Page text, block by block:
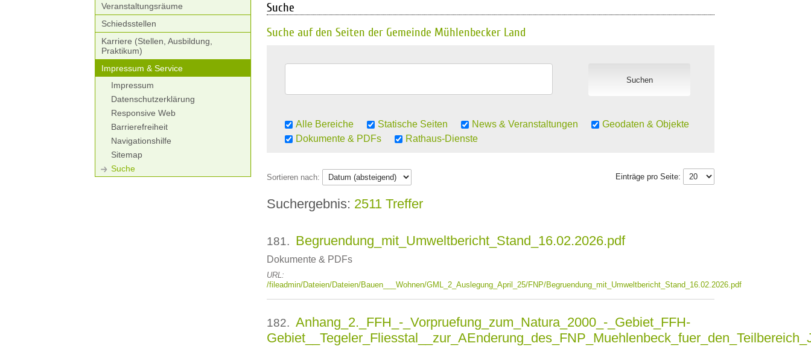
Veranstaltungsräume
Schiedsstellen
Karriere (Stellen, Ausbildung,
Praktikum)
Impressum & Service
Impressum
Datenschutzerklärung
Responsive Web
Barrierefreiheit
Navigationshilfe
Sitemap
Suche
Suche
Suche auf den Seiten der Gemeinde Mühlenbecker Land
Alle Bereiche Statische Seiten News & Veranstaltungen
Geodaten & Objekte
Dokumente & PDFs
Rathaus-Dienste
Sortieren nach:
2511 Treffer
Einträge pro Seite:
181. Begruendung_mit_Umweltbericht_Stand_16.02.2026.pdf
Dokumente & PDFs
URL:
/fileadmin/Dateien/Dateien/Bauen___Wohnen/GML_2_Auslegung_April_25/FNP/Begruendung_mit_Umweltbericht_Stand_16.02.2026.pdf
182. Anhang_2._FFH_-_Vorpruefung_zum_Natura_2000_-_Gebiet_FFH-